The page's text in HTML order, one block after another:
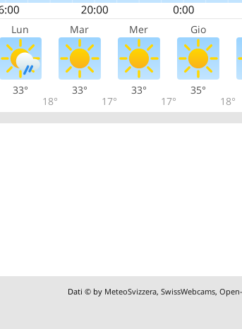
Lun Mar Mer Gio
33°
18°
33°
17°
33°
17°
35°
18°
Dati © by MeteoSvizzera,SwissWebcams,